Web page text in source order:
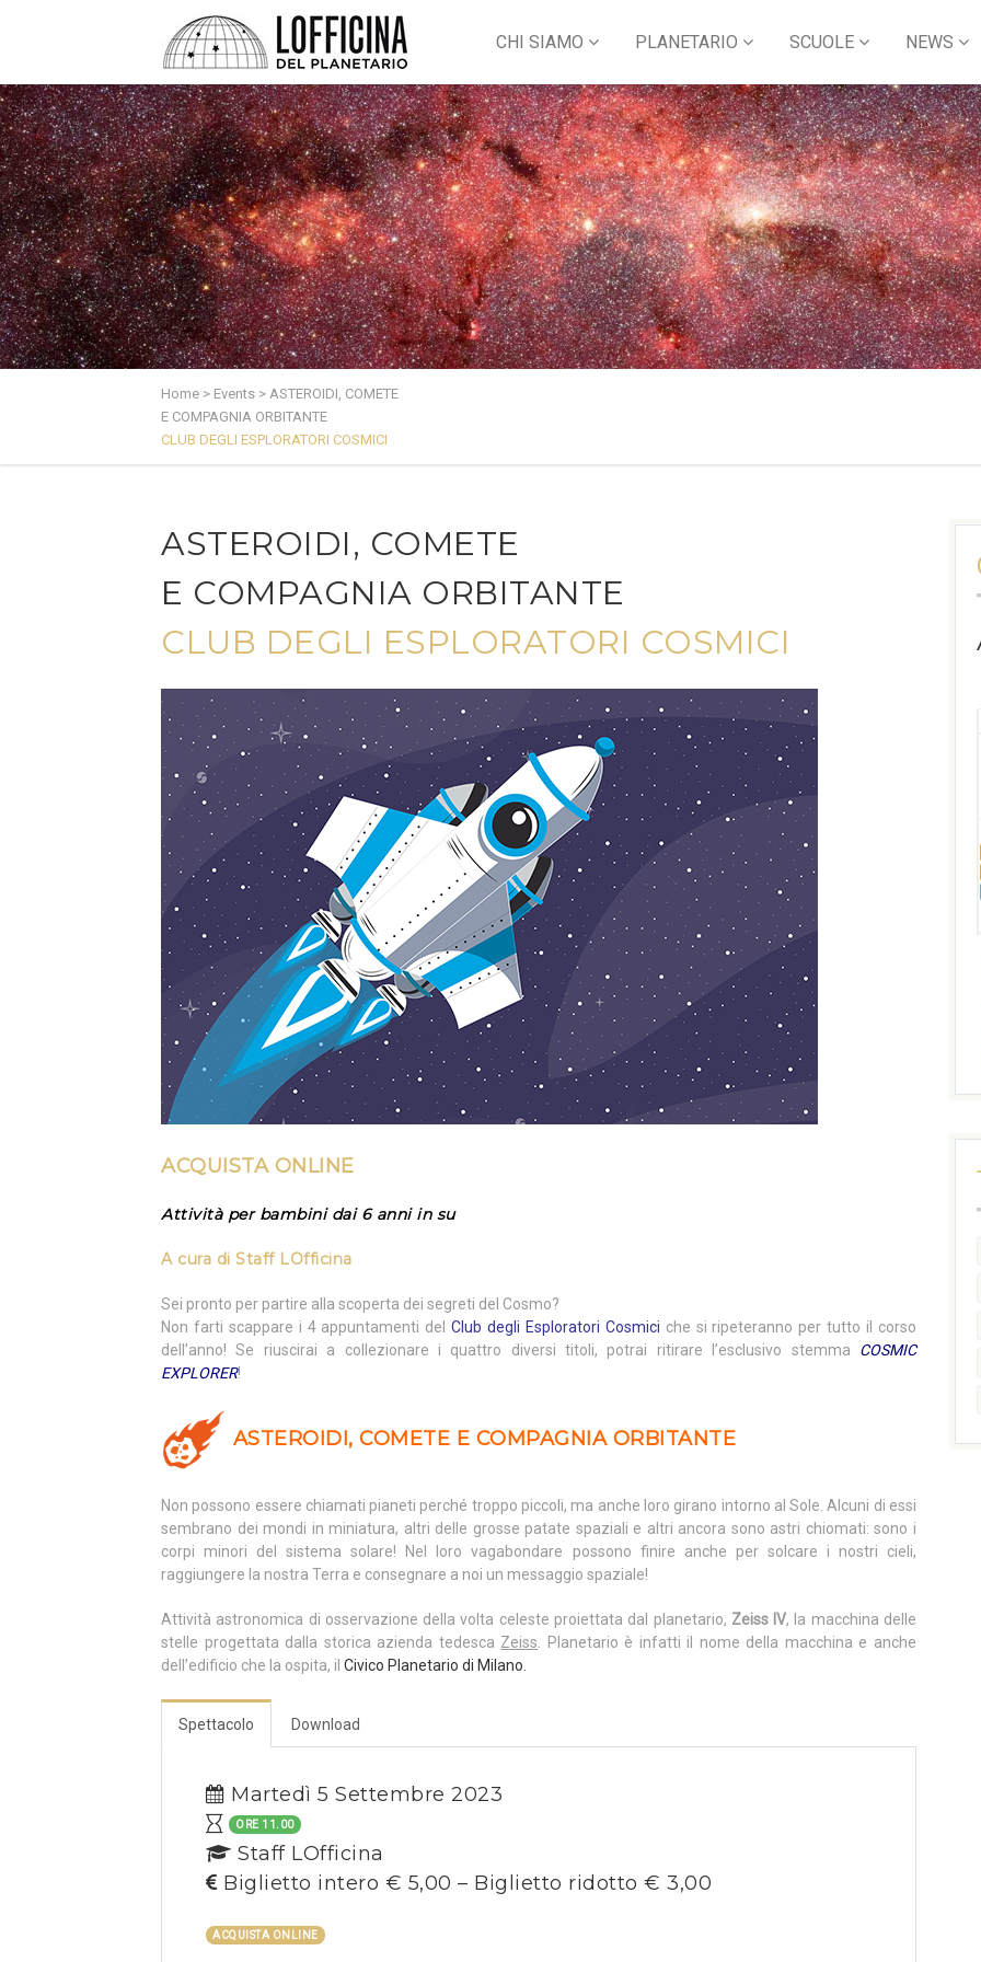
CHI SIAMO PLANETARIO SCUOLE NEWS
Home > Events > ASTEROIDI, COMETE
E COMPAGNIA ORBITANTE
CLUB DEGLI ESPLORATORI COSMICI
ASTEROIDI, COMETE
E COMPAGNIA ORBITANTE
CLUB DEGLI ESPLORATORI COSMICI
ACQUISTA ONLINE
Attività per bambini dai 6 anni in su
A cura di Staff LOfficina
Sei pronto per partire alla scoperta dei segreti del Cosmo?
Non farti scappare i 4 appuntamenti delClub degli Esploratori Cosmici che si ripeteranno per tutto il corso
dell’anno! Se riuscirai a collezionare i quattro diversi titoli, potrai ritirare l’esclusivo stemma COSMIC
EXPLORER!
ASTEROIDI, COMETE E COMPAGNIA ORBITANTE
Non possono essere chiamati pianeti perché troppo piccoli, ma anche loro girano intorno al Sole. Alcuni di essi
sembrano dei mondi in miniatura, altri delle grosse patate spaziali e altri ancora sono astri chiomati: sono i
corpi minori del sistema solare! Nel loro vagabondare possono finire anche per solcare i nostri cieli,
raggiungere la nostra Terra e consegnare a noi un messaggio spaziale!
Attività astronomica di osservazione della volta celeste proiettata dal planetario, Zeiss IV, la macchina delle
stelle progettata dalla storica azienda tedesca Zeiss . Planetario è infatti il nome della macchina e anche
dell’edificio che la ospita, il Civico Planetario di Milano.
Spettacolo Download
Martedì 5 Settembre 2023
ORE 11.00
Staff LOfficina
Biglietto intero € 5,00 – Biglietto ridotto € 3,00
ACQUISTA ONLINE